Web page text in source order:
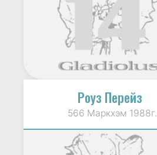
Роуз Перейз
566 Маркхэм 1988г.